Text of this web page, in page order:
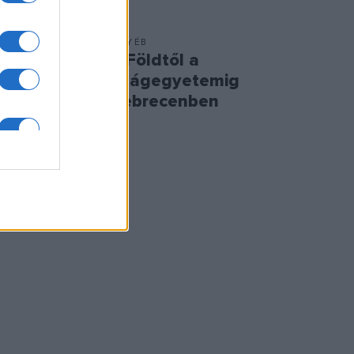
EGYÉB
A Földtől a
Világegyetemig
Debrecenben